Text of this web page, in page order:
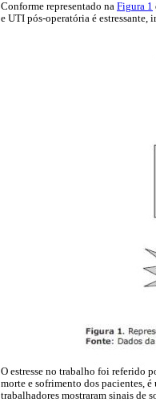
Conforme representado na Figura 1
e UTI pós-operatória é estressante,
O estresse no trabalho foi referido
morte e sofrimento dos pacientes,
trabalhadores mostraram sinais de